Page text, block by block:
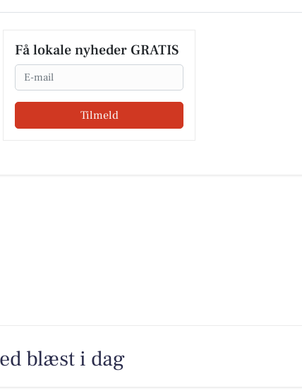
Få lokale nyheder GRATIS
Email
Tilmeld
blæst i dag